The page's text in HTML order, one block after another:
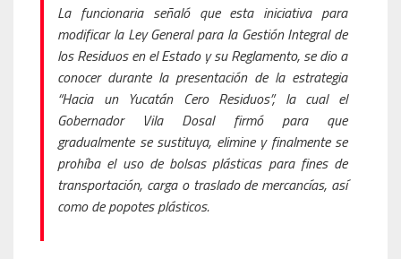
La funcionaria señaló que esta iniciativa para
modificar la Ley General para la Gestión Integral de
los Residuos en el Estado y su Reglamento, se dio a
conocer durante la presentación de la estrategia
“Hacia un Yucatán Cero Residuos”, la cual el
Gobernador Vila Dosal firmó para que
gradualmente se sustituya, elimine y finalmente se
prohíba el uso de bolsas plásticas para fines de
transportación, carga o traslado de mercancías, así
como de popotes plásticos.